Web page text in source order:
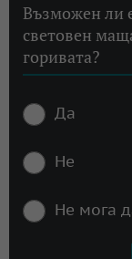
Възможен ли
световен
горивата?
Да
Не
Не мога